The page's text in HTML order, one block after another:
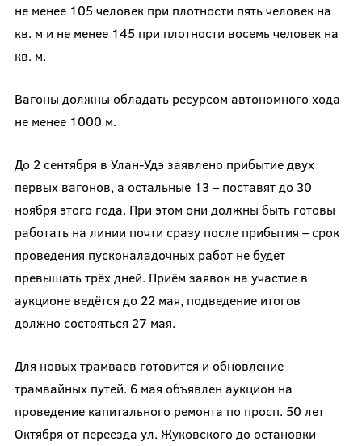
не менее 105 человек при плотности пять человек на
кв. м и не менее 145 при плотности восемь человек на
кв. м.
Вагоны должны обладать ресурсом автономного хода
не менее 1000 м.
До 2 сентября в Улан-Удэ заявлено прибытие двух
первых вагонов, а остальные 13 – поставят до 30
ноября этого года. При этом они должны быть готовы
работать на линии почти сразу после прибытия – срок
проведения пусконаладочных работ не будет
превышать трёх дней. Приём заявок на участие в
аукционе ведётся до 22 мая, подведение итогов
должно состояться 27 мая.
Для новых трамваев готовится и обновление
трамвайных путей. 6 мая объявлен аукцион на
проведение капитального ремонта по просп. 50 лет
Октября от переезда ул. Жуковского до остановки